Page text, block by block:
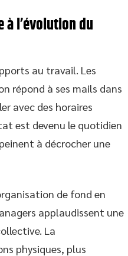
à l’évolution du
au travail. Les
répond à ses mails dans
avec des horaires
est devenu le quotidien
à décrocher une
de fond en
applaudissent une
La
physiques, plus